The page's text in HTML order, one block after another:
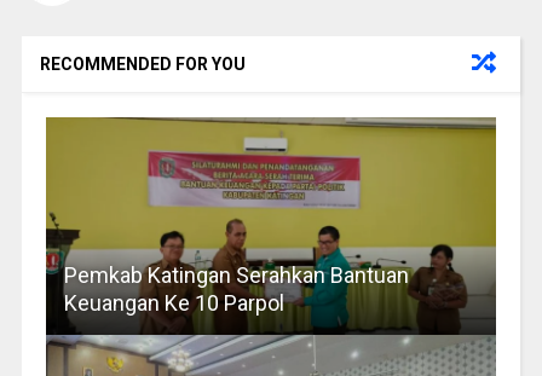
RECOMMENDED FOR YOU
Pemkab Katingan Serahkan Bantuan
Keuangan Ke 10 Parpol